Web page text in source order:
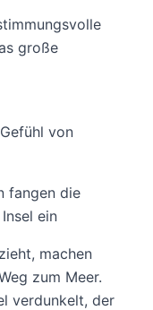
große
von
fangen die
ein
machen
zum Meer.
verdunkelt, der